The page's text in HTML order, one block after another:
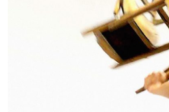
ARTISTES
ÉVÈNEMENTS